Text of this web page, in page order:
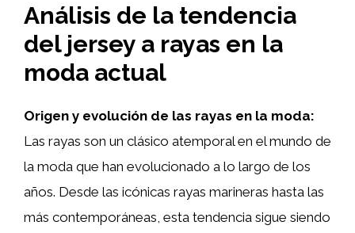
Análisis de la tendencia
del jersey a rayas en la
moda actual
Origen y evolución de las rayas en la moda:
Las rayas son un clásico atemporal en el mundo de
la moda que han evolucionado a lo largo de los
años. Desde las icónicas rayas marineras hasta las
más contemporáneas, esta tendencia sigue siendo